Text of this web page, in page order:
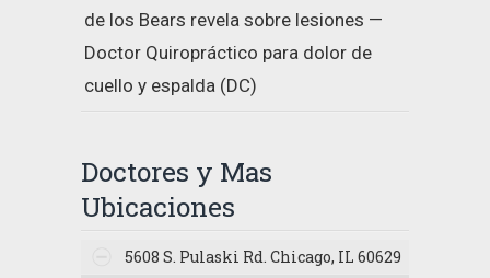
de los Bears revela sobre lesiones —
Doctor Quiropráctico para dolor de
cuello y espalda (DC)
Doctores y Mas
Ubicaciones
5608 S. Pulaski Rd. Chicago, IL 60629